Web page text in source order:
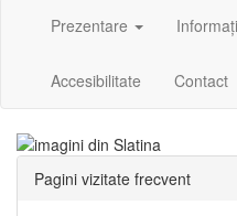
Prezentare
Accesibilitate Contact
Pagini vizitate frecvent